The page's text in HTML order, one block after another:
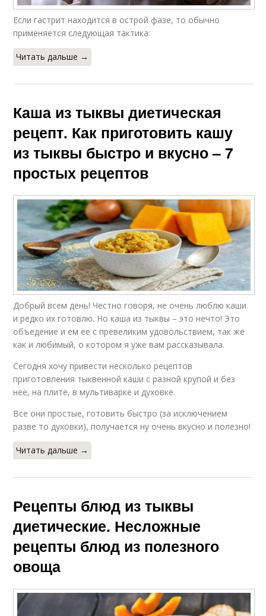
Если гастрит находится в острой фазе, то обычно
применяется следующая тактика:
Читать дальше →
Каша из тыквы диетическая
рецепт. Как приготовить кашу
из тыквы быстро и вкусно – 7
простых рецептов
Добрый всем день! Честно говоря, не очень люблю каши
и редко их готовлю. Но каша из тыквы – это нечто! Это
объедение и ем ее с превеликим удовольствием, так же
как и любимый, о котором я уже вам рассказывала.
Сегодня хочу привести несколько рецептов
приготовления тыквенной каши с разной крупой и без
нее, на плите, в мультиварке и духовке.
Все они простые, готовить быстро (за исключением
разве то духовки), получается ну очень вкусно и полезно!
Читать дальше →
Рецепты блюд из тыквы
диетические. Несложные
рецепты блюд из полезного
овоща